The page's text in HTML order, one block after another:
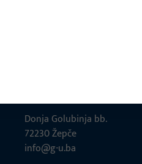
GU-Građevinski okovi d.o.o.
Donja Golubinja bb.
72230 Žepče
info@g-u.ba